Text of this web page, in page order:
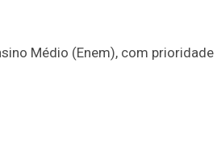
Médio (Enem), com prioridade